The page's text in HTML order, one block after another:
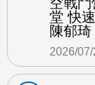
堂 快
陳郁琦
2026/07/